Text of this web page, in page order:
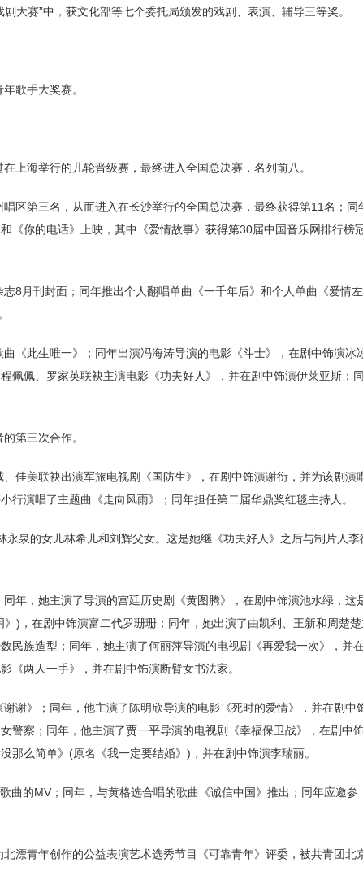
大赛”中，获文化部等七个委托局颁发的戏剧、表演、辅导三等奖。
歌手大奖赛。
上海举行的几轮晋级赛，最终进入全国总决赛，名列前八。
区第三名，从而进入在长沙举行的全国总决赛，最终获得第11名；同
《你的电话》上映，其中《爱情故事》获得第30届中国音乐网排行榜
8月刊封面；同年推出个人翻唱单曲《一千年后》和个人单曲《爱情左
《此生唯一》；同年出演冯海涛导演的电影《斗士》，在剧中饰演冰
佩佩、罗家英联袂主演电影《功夫好人》，并在剧中饰演伊莱亚斯；同
第三次合作。
佳美联袂出演军旅电视剧《国防生》，在剧中饰演谢衍，并为该剧演
演唱了主题曲《走向风雨》；同年担任第二届华鼎奖红毯主持人。
泉的女儿林希儿和刘辉父女。这是她继《功夫好人》之后与制片人李
年，她主演了导演的宫廷历史剧《黄图腾》，在剧中饰演池水绿，这
)，在剧中饰演富二代罗珊珊；同年，她出演了由凯利、王新和周楚楚
民族造型；同年，她主演了何丽萍导演的电视剧《再爱我一次》，并
《两人一手》，并在剧中饰演断臂女书法家。
谢》；同年，他主演了陈明欣导演的电影《死时的爱情》，并在剧中
警察；同年，他主演了贾一平导演的电视剧《幸福保卫战》，在剧中
么简单》(原名《我一定要结婚》)，并在剧中饰演李瑞丽。
曲的MV；同年，与黄格选合唱的歌曲《诚信中国》推出；同年应邀参
漂青年创作的公益表演艺术选秀节目《可靠青年》评委，被共青团北